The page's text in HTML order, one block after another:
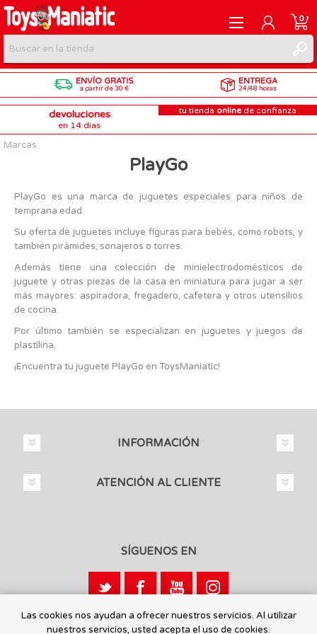
REGISTRARME
INICIAR SESIÓN
0
ENVÍO GRATIS
a partir de 30 €
ENTREGA
24/48 horas
devoluciones
en 14 días
tu tienda online de confianza
Marcas
PlayGo
PlayGo es una marca de juguetes especiales para niños de
temprana edad.
Su oferta de juguetes incluye figuras para bebés, como robots, y
también pirámides, sonajeros o torres.
Además tiene una colección de minielectrodomésticos de
juguete y otras piezas de la casa en miniatura para jugar a ser
más mayores: aspiradora, fregadero, cafetera y otros utensilios
de cocina.
Por último también se especializan en juguetes y juegos de
plastilina.
¡Encuentra tu juguete PlayGo en ToysManiatic!
INFORMACIÓN
ATENCIÓN AL CLIENTE
SÍGUENOS EN
Calle León, 1 - 03440 Ibi, Alicante
Las cookies nos ayudan a ofrecer nuestros servicios. Al utilizar
nuestros servicios, usted acepta el uso de cookies.